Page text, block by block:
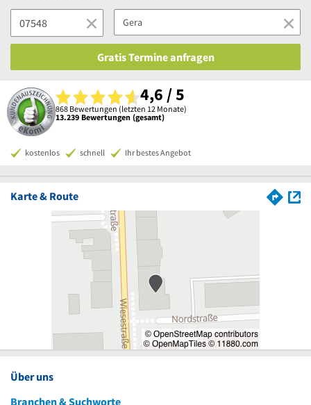
Gratis Termine anfragen
4,6 / 5
868 Bewertungen (letzten 12 Monate)
13.239 Bewertungen (gesamt)
kostenlos schnell Ihr bestes Angebot
Karte & Route
Über uns
Branchen & Suchworte